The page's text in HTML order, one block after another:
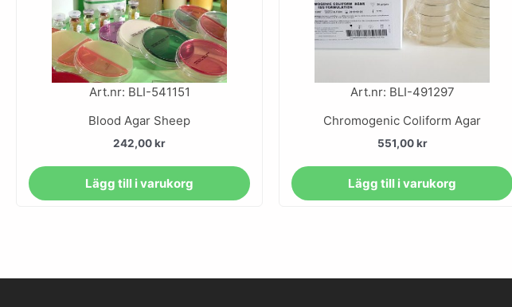
Art.nr: BLI-541151
Blood Agar Sheep
242,00kr
Lägg till i varukorg
Art.nr: BLI-491297
Chromogenic Coliform Agar
551,00kr
Lägg till i varukorg